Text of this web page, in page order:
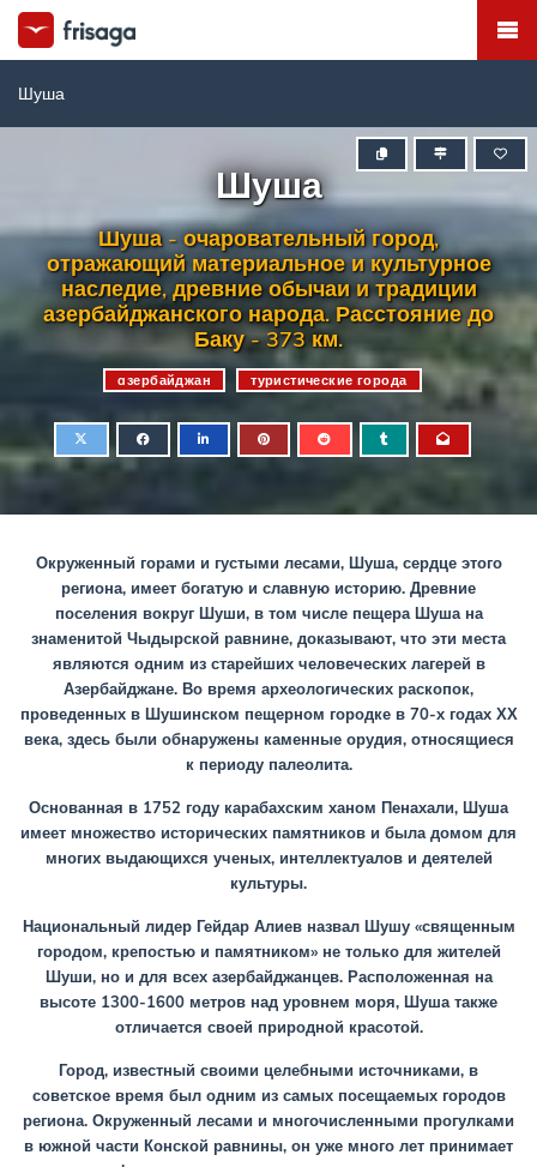
Шуша
Шуша
Шуша - очаровательный город,
отражающий материальное и культурное
наследие, древние обычаи и традиции
азербайджанского народа. Расстояние до
Баку - 373 км.
aзербайджан туристические города
Окруженный горами и густыми лесами, Шуша, сердце этого
региона, имеет богатую и славную историю. Древние
поселения вокруг Шуши, в том числе пещера Шуша на
знаменитой Чыдырской равнине, доказывают, что эти места
являются одним из старейших человеческих лагерей в
Азербайджане. Во время археологических раскопок,
проведенных в Шушинском пещерном городке в 70-х годах ХХ
века, здесь были обнаружены каменные орудия, относящиеся
к периоду палеолита.
Основанная в 1752 году карабахским ханом Пенахали, Шуша
имеет множество исторических памятников и была домом для
многих выдающихся ученых, интеллектуалов и деятелей
культуры.
Национальный лидер Гейдар Алиев назвал Шушу «священным
городом, крепостью и памятником» не только для жителей
Шуши, но и для всех азербайджанцев. Расположенная на
высоте 1300-1600 метров над уровнем моря, Шуша также
отличается своей природной красотой.
Город, известный своими целебными источниками, в
советское время был одним из самых посещаемых городов
региона. Окруженный лесами и многочисленными прогулками
в южной части Конской равнины, он уже много лет принимает